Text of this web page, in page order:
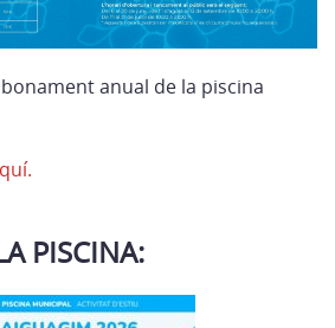
anual de la piscina
PISCINA: